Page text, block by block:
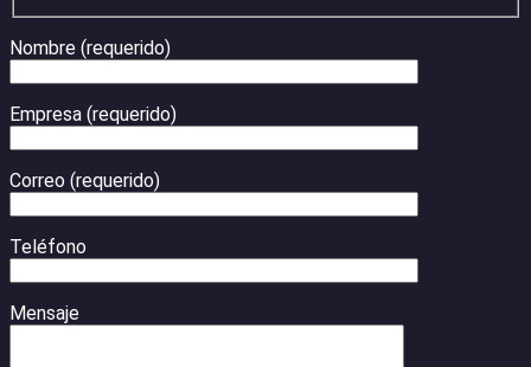
Nombre (requerido)
Empresa (requerido)
Correo (requerido)
Teléfono
Mensaje